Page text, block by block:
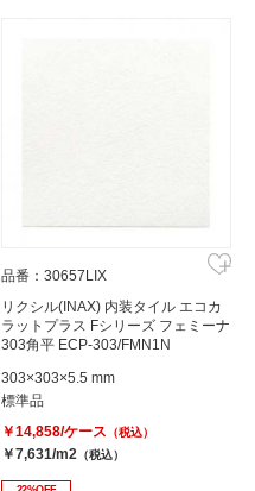
品番：30657LIX
リクシル(INAX) 内装タイル エコカ
ラットプラス Fシリーズ フェミーナ
303角平 ECP-303/FMN1N
303×303×5.5 mm
標準品
￥14,858/ケース （税込）
￥7,631/m2 （税込）